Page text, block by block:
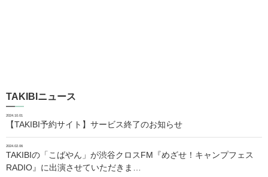
TAKIBIニュース
2024.10.01
【TAKIBI予約サイト】サービス終了のお知らせ
2024.02.06
TAKIBIの「こばやん」が渋谷クロスFM『めざせ！キャンプフェス
RADIO』に出演させていただきま…